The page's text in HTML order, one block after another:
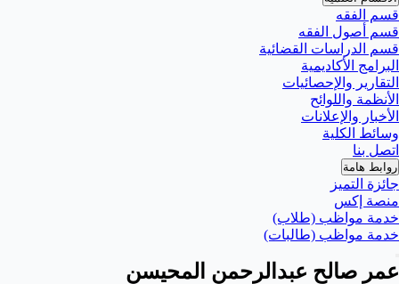
قسم الفقه
قسم أصول الفقه
قسم الدراسات القضائية
البرامج الأكاديمية
التقارير والإحصائيات
الأنظمة واللوائح
الأخبار والإعلانات
وسائط الكلية
اتصل بنا
روابط هامة
جائزة التميز
منصة إكس
خدمة مواظب (طلاب)
خدمة مواظب (طالبات)
عمر صالح عبدالرحمن المحيسن